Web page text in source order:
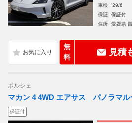
車検
'29/6
保証
保証付
住所
愛媛県
無
料
見積
ポルシェ
マカン 4 4WD エアサス パノラマル
保証付